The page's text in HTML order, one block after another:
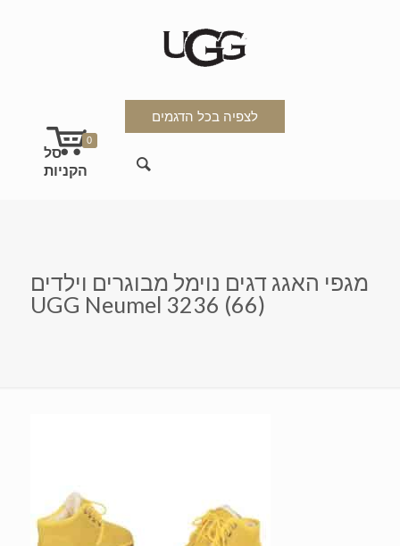
לצפיה בכל הדגמים
0
מגפי האגג דגים נוימל מבוגרים וילדים
UGG Neumel 3236 (66)